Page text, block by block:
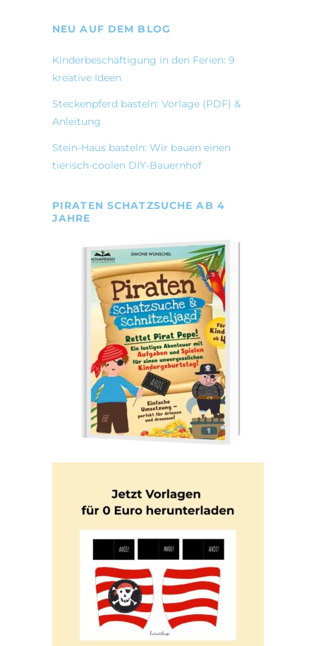
NEU AUF DEM BLOG
Kinderbeschäftigung in den Ferien: 9
kreative Ideen
Steckenpferd basteln: Vorlage (PDF) &
Anleitung
Stein-Haus basteln: Wir bauen einen
tierisch-coolen DIY-Bauernhof
PIRATEN SCHATZSUCHE AB 4
JAHRE